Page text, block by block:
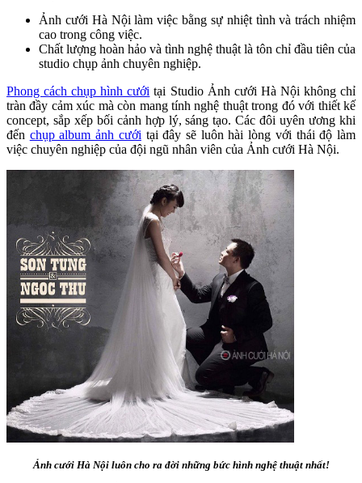
Ảnh cưới Hà Nội làm việc bằng sự nhiệt tình và trách nhiệm
cao trong công việc.
Chất lượng hoàn hảo và tình nghệ thuật là tôn chỉ đầu tiên của
studio chụp ảnh chuyên nghiệp.
Phong cách chụp hình cưới tại Studio Ảnh cưới Hà Nội không chỉ
tràn đầy cảm xúc mà còn mang tính nghệ thuật trong đó với thiết kế
concept, sắp xếp bối cảnh hợp lý, sáng tạo. Các đôi uyên ương khi
đến chụp album ảnh cưới tại đây sẽ luôn hài lòng với thái độ làm
việc chuyên nghiệp của đội ngũ nhân viên của Ảnh cưới Hà Nội.
Ảnh cưới Hà Nội luôn cho ra đời những bức hình nghệ thuật nhất!